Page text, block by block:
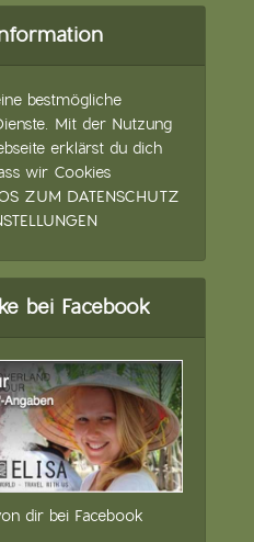
bestmögliche
Mit der Nutzung
erklärst du dich
wir Cookies
ZUM DATENSCHUTZ
bei Facebook
dir bei Facebook